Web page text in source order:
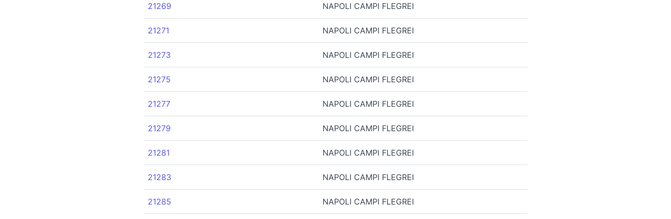
21269 NAPOLI CAMPI FLEGREI
21271 NAPOLI CAMPI FLEGREI
21273 NAPOLI CAMPI FLEGREI
21275 NAPOLI CAMPI FLEGREI
21277 NAPOLI CAMPI FLEGREI
21279 NAPOLI CAMPI FLEGREI
21281 NAPOLI CAMPI FLEGREI
21283 NAPOLI CAMPI FLEGREI
21285 NAPOLI CAMPI FLEGREI